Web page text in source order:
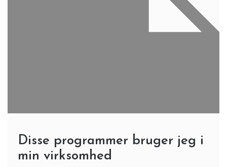
Disse programmer bruger jeg i
min virksomhed